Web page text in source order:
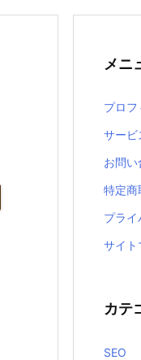
メニ
プロフ
サービ
お問い
特定商
プライ
サイト
カテ
SEO